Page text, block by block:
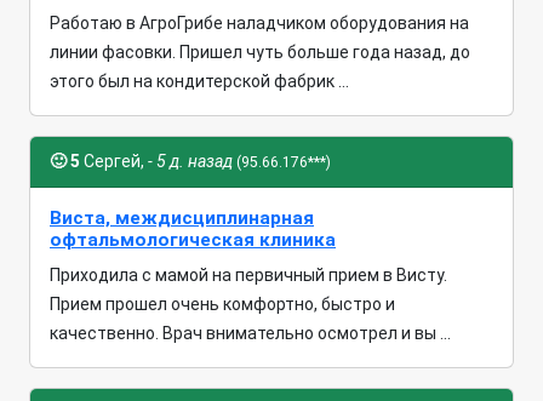
Работаю в АгроГрибе наладчиком оборудования на
линии фасовки. Пришел чуть больше года назад, до
этого был на кондитерской фабрик ...
🙂5 Сергей, - 5 д. назад (95.66.176***)
Виста, междисциплинарная
офтальмологическая клиника
Приходила с мамой на первичный прием в Висту.
Прием прошел очень комфортно, быстро и
качественно. Врач внимательно осмотрел и вы ...